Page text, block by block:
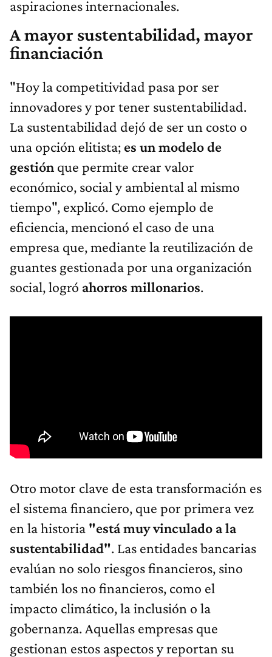
aspiraciones internacionales.
A mayor sustentabilidad, mayor
financiación
"Hoy la competitividad pasa por ser
innovadores y por tener sustentabilidad.
La sustentabilidad dejó de ser un costo o
una opción elitista; es un modelo de
gestión que permite crear valor
económico, social y ambiental al mismo
tiempo", explicó. Como ejemplo de
eficiencia, mencionó el caso de una
empresa que, mediante la reutilización de
guantes gestionada por una organización
social, logró ahorros millonarios.
Otro motor clave de esta transformación es
el sistema financiero, que por primera vez
en la historia "está muy vinculado a la
sustentabilidad". Las entidades bancarias
evalúan no solo riesgos financieros, sino
también los no financieros, como el
impacto climático, la inclusión o la
gobernanza. Aquellas empresas que
gestionan estos aspectos y reportan su